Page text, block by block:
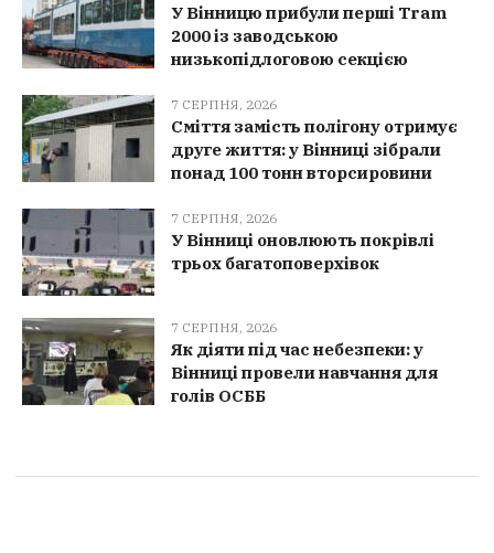
У Вінницю прибули перші Tram
2000 із заводською
низькопідлоговою секцією
7 СЕРПНЯ, 2026
Сміття замість полігону отримує
друге життя: у Вінниці зібрали
понад 100 тонн вторсировини
7 СЕРПНЯ, 2026
У Вінниці оновлюють покрівлі
трьох багатоповерхівок
7 СЕРПНЯ, 2026
Як діяти під час небезпеки: у
Вінниці провели навчання для
голів ОСББ